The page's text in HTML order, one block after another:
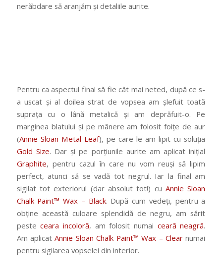
nerăbdare să aranjăm și detaliile aurite.
Pentru ca aspectul final să fie cât mai neted, după ce s-
a uscat și al doilea strat de vopsea am șlefuit toată
suprața cu o lână metalică și am deprăfuit-o. Pe
marginea blatului și pe mânere am folosit foițe de aur
(Annie Sloan Metal Leaf), pe care le-am lipit cu soluția
Gold Size. Dar și pe porțiunile aurite am aplicat inițial
Graphite, pentru cazul în care nu vom reuși să lipim
perfect, atunci să se vadă tot negrul. Iar la final am
sigilat tot exteriorul (dar absolut tot!) cuAnnie Sloan
Chalk Paint™ Wax – Black. După cum vedeți, pentru a
obține această culoare splendidă de negru, am sărit
pesteceara incoloră, am folosit numai ceară neagră.
Am aplicatAnnie Sloan Chalk Paint™ Wax – Clearnumai
pentru sigilarea vopselei din interior.